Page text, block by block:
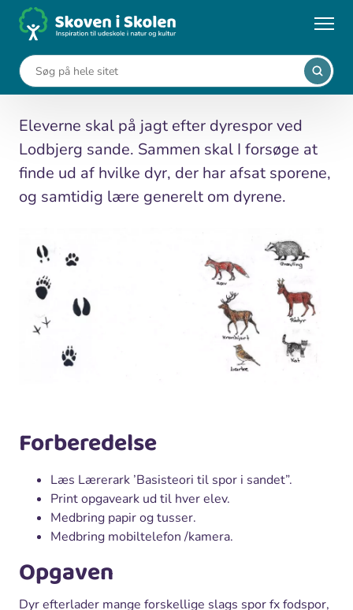
... Undervisningsforløb Spor i sandet
Spor i sandet
Eleverne skal på jagt efter dyrespor ved
Lodbjerg sande. Sammen skal I forsøge at
finde ud af hvilke dyr, der har afsat sporene,
og samtidig lære generelt om dyrene.
Forberedelse
Læs Lærerark ’Basisteori til spor i sandet”.
Print opgaveark ud til hver elev.
Medbring papir og tusser.
Medbring mobiltelefon /kamera.
Opgaven
Dyr efterlader mange forskellige slags spor fx fodspor,